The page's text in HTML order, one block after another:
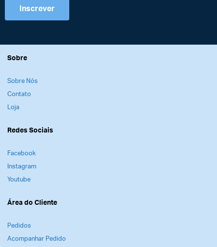
Inscrever
Sobre
Sobre Nós
Contato
Loja
Redes Sociais
Facebook
Instagram
Youtube
Área do Cliente
Pedidos
Acompanhar Pedido